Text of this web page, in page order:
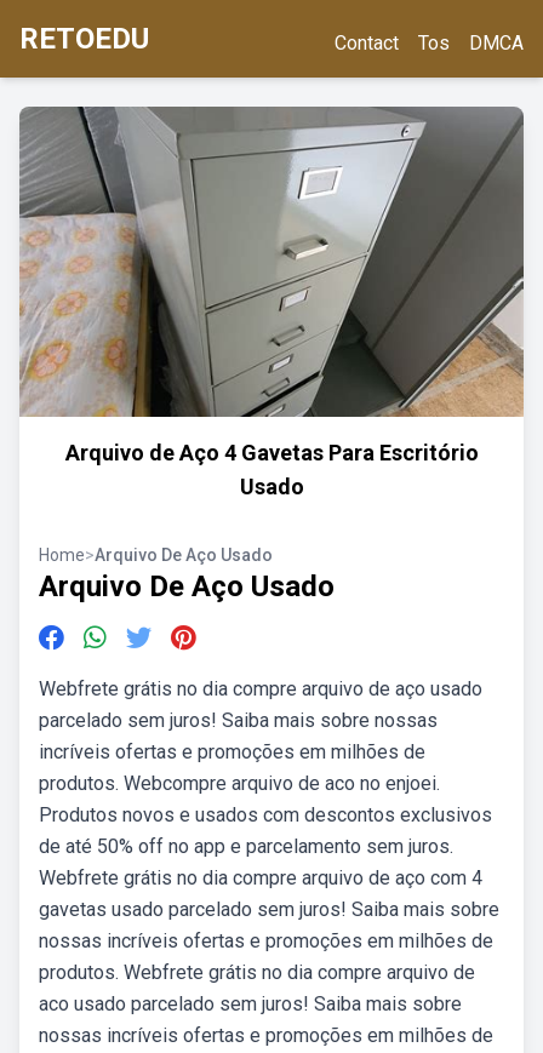
RETOEDU Contact Tos DMCA
Arquivo de Aço 4 Gavetas Para Escritório
Usado
Home>Arquivo De Aço Usado
Arquivo De Aço Usado
Webfrete grátis no dia compre arquivo de aço usado
parcelado sem juros! Saiba mais sobre nossas
incríveis ofertas e promoções em milhões de
produtos. Webcompre arquivo de aco no enjoei.
Produtos novos e usados com descontos exclusivos
de até 50% off no app e parcelamento sem juros.
Webfrete grátis no dia compre arquivo de aço com 4
gavetas usado parcelado sem juros! Saiba mais sobre
nossas incríveis ofertas e promoções em milhões de
produtos. Webfrete grátis no dia compre arquivo de
aco usado parcelado sem juros! Saiba mais sobre
nossas incríveis ofertas e promoções em milhões de